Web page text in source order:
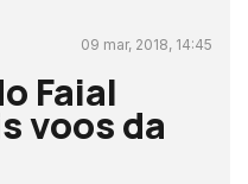
09 mar, 2018, 14:45
Faial
voos da